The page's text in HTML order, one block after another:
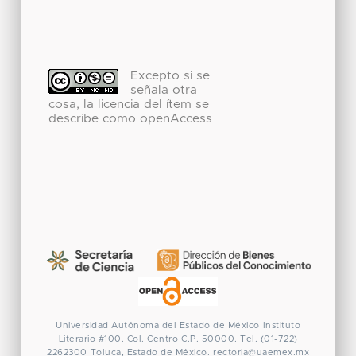
Excepto si se
señala otra
cosa, la licencia del ítem se
describe como openAccess
Universidad Autónoma del Estado de México
Instituto
Literario #100. Col. Centro C.P. 50000. Tel. (01-722)
2262300
Toluca, Estado de México. rectoria@uaemex.mx